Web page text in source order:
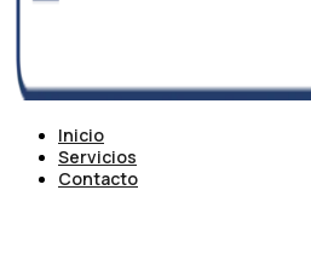
Inicio
Servicios
Contacto